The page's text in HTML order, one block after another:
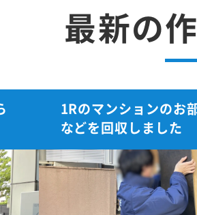
最新の
1Rのマンションのお
などを回収しました